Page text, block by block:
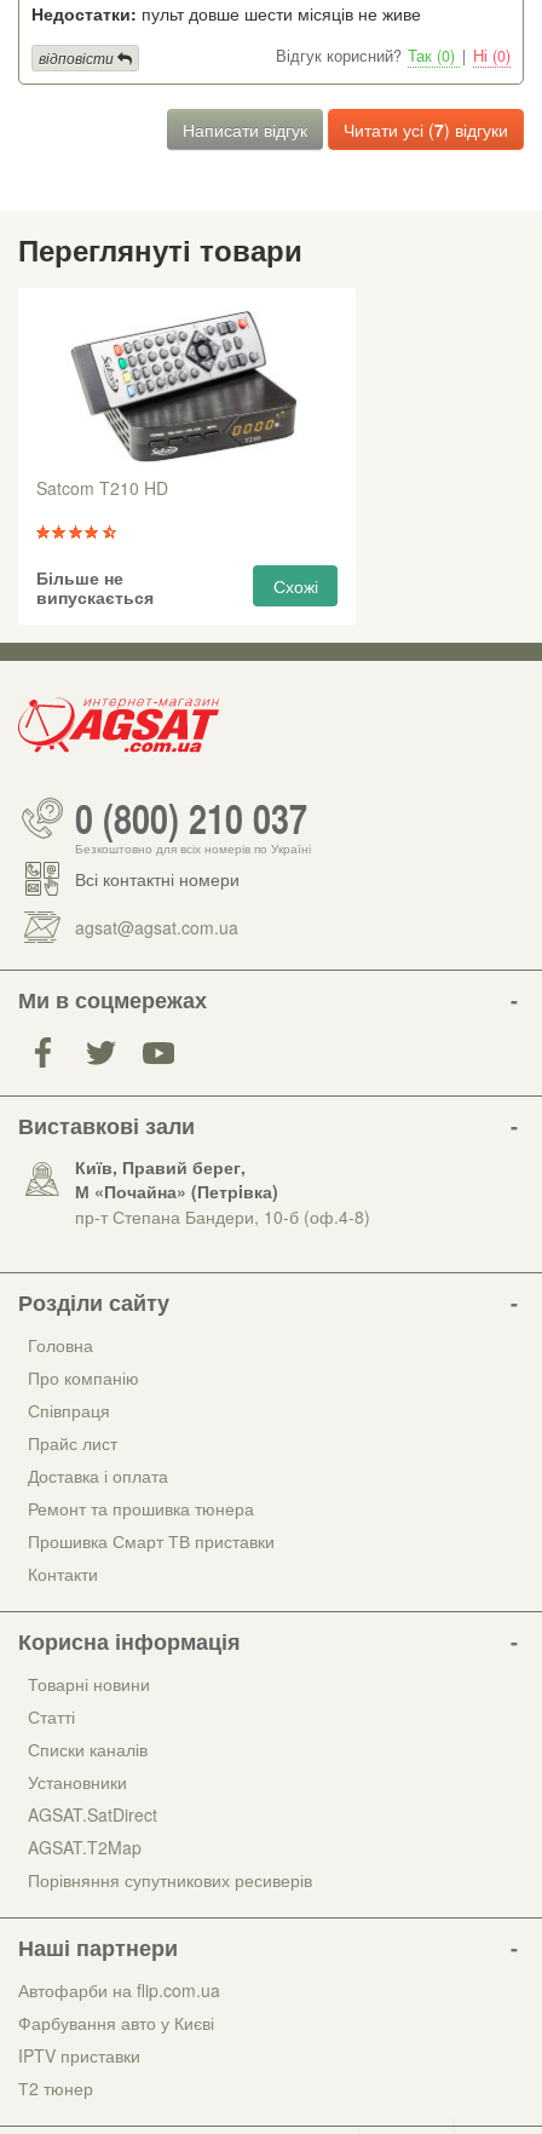
Недостатки: пульт довше шести місяців не живе
Відгук корисний? Так (0) | Ні (0)
відповісти
Написати відгук Читати усі (7) відгуки
Переглянуті товари
Satcom T210 HD
Більше не
випускається
Схожі
0 (800) 210 037
Безкоштовно для всіх номерів по Україні
Всі контактні номери
agsat@agsat.com.ua
Ми в соцмережах
Виставкові зали
Київ, Правий берег,
М «Почайна» (Петрiвка)
пр-т Степана Бандери, 10-б (оф.4-8)
Розділи сайту
Головна
Про компанію
Співпраця
Прайс лист
Доставка і оплата
Ремонт та прошивка тюнера
Прошивка Смарт ТВ приставки
Контакти
Корисна інформація
Товарні новини
Статті
Списки каналів
Установники
AGSAT.SatDirect
AGSAT.T2Map
Порівняння супутникових ресиверів
Наші партнери
Автофарби на flip.com.ua
Фарбування авто у Києві
IPTV приставки
Т2 тюнер